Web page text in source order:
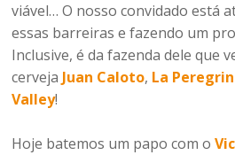
viável… O nosso convidado está
essas barreiras e fazendo um
Inclusive, é da fazenda dele que
cerveja Juan Caloto, La
Valley!
Hoje batemos um papo com o